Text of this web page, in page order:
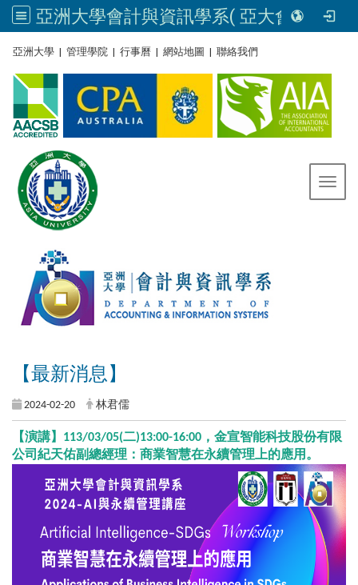
亞洲大學會計與資訊學系( 亞大會資系官網) | Asia University, Taiwan
亞洲大學 | 管理學院 | 行事曆 | 網站地圖 | 聯絡我們
【最新消息】
2024-02-20 林君儒
【演講】113/03/05(二)13:00-16:00 ，金宣智能科技股份有限
公司紀天佑副總經理：商業智慧在永續管理上的應用。